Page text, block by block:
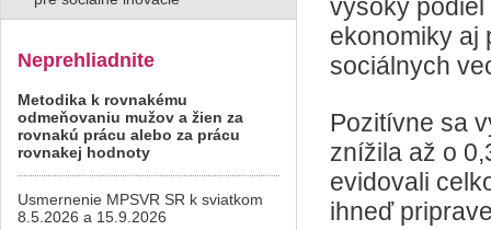
vysoký
ekonomiky aj
sociálnych
Pozitívne sa
znížila až o
evidovali
ihneď
Neprehliadnite
Metodika k rovnakému
odmeňovaniu mužov a žien za
rovnakú prácu alebo za prácu
rovnakej hodnoty
Usmernenie MPSVR SR k sviatkom
8.5.2026 a 15.9.2026